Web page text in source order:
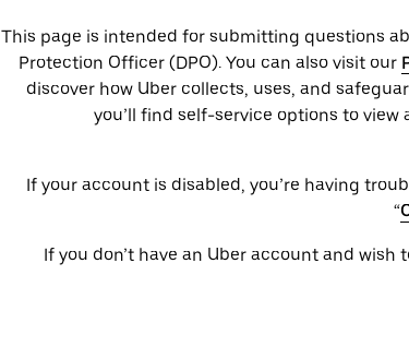
This page is intended for submitting questions
Protection Officer (​​DPO). You can also visit our
discover how Uber collects, uses, and
you’ll find self-service options to
If your account is disabled, you’re having
“
If you don’t have an Uber account and